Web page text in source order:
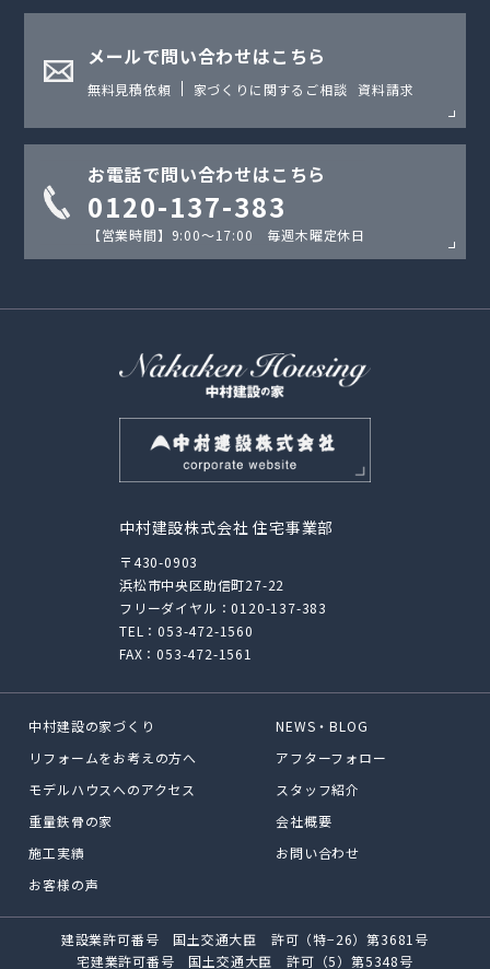
メールで問い合わせはこちら
無料見積依頼 家づくりに関するご相談 資料請求
お電話で問い合わせはこちら
0120-137-383
【営業時間】9:00〜17:00 毎週木曜定休日
中村建設株式会社 住宅事業部
〒430-0903
浜松市中央区助信町27-22
フリーダイヤル：0120-137-383
TEL：053-472-1560
FAX：053-472-1561
中村建設の家づくり
リフォームをお考えの方へ
モデルハウスへのアクセス
重量鉄骨の家
施工実績
お客様の声
NEWS・BLOG
アフターフォロー
スタッフ紹介
会社概要
お問い合わせ
建設業許可番号 国土交通大臣 許可（特−26）第3681号
宅建業許可番号 国土交通大臣 許可（5）第5348号